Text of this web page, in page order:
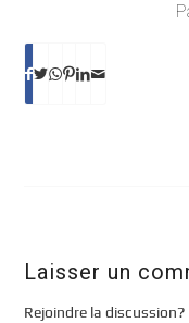
Laisser un
Rejoindre la discussion?